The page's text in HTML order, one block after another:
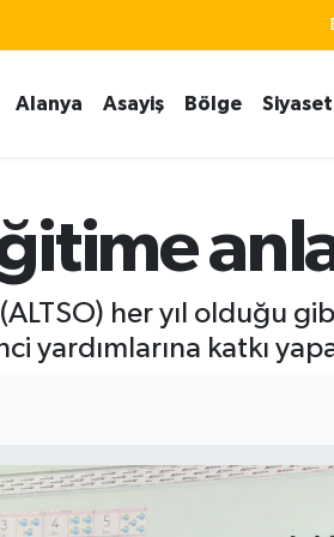
Alanya Asayiş Bölge Siyaset
her yıl olduğu
yardımlarına katkı